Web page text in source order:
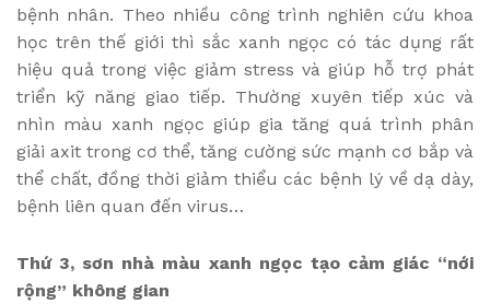
bệnh nhân. Theo nhiều công trình nghiên cứu khoa
học trên thế giới thì sắc xanh ngọc có tác dụng rất
hiệu quả trong việc giảm stress và giúp hỗ trợ phát
triển kỹ năng giao tiếp. Thường xuyên tiếp xúc và
nhìn màu xanh ngọc giúp gia tăng quá trình phân
giải axit trong cơ thể, tăng cường sức mạnh cơ bắp và
thể chất, đồng thời giảm thiểu các bệnh lý về dạ dày,
bệnh liên quan đến virus…
Thứ 3, sơn nhà màu xanh ngọc tạo cảm giác “nới
rộng” không gian